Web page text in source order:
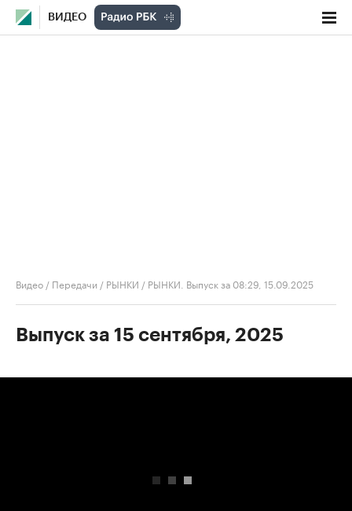
ВИДЕО
Видео / Передачи / РЫНКИ / РЫНКИ. Выпуск за 08:29, 15.09.2025
Выпуск за 15 сентября, 2025